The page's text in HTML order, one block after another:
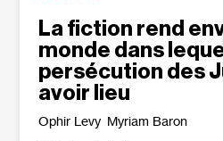
La fiction rend
monde dans
persécution des
avoir lieu
Ophir Levy Myriam Baron